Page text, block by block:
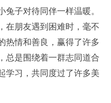
子对待同伴一样温暖。
在朋友遇到困难时，毫不
热情和善良，赢得了许多
总是围绕着一群志同道合
学习，共同度过了许多美